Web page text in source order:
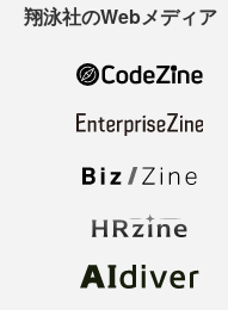
翔泳社のWebメディア